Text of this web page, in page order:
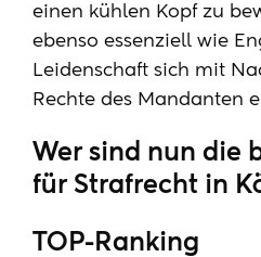
einen kühlen Kopf zu
ebenso essenziell wie
Leidenschaft sich mit
Rechte des Mandanten
Wer sind nun die
für Strafrecht in
TOP-Ranking